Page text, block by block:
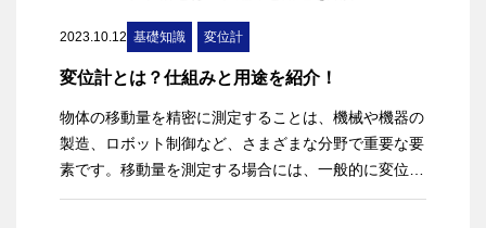
2023.10.12 基礎知識 変位計
変位計とは？仕組みと用途を紹介！
物体の移動量を精密に測定することは、機械や機器の
製造、ロボット制御など、さまざまな分野で重要な要
素です。移動量を測定する場合には、一般的に変位計
が使用されます。本記事では、変位計の基本から仕組